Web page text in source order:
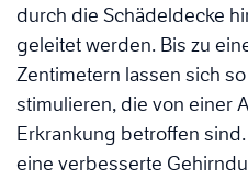
durch die Schädeldecke
geleitet werden. Bis zu
Zentimetern lassen sich
stimulieren, die von einer
Erkrankung betroffen
eine verbesserte